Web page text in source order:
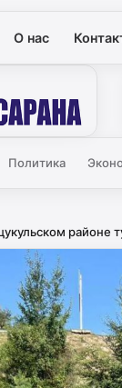
О нас
Политика
районе